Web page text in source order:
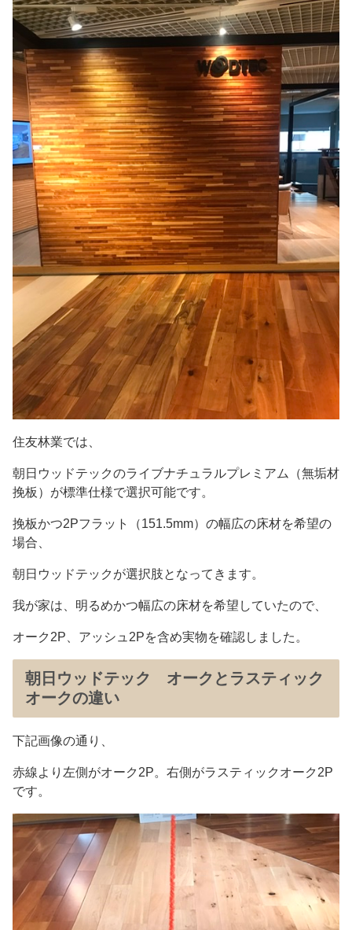
住友林業では、
朝日ウッドテックのライブナチュラルプレミアム（無垢材
挽板）が標準仕様で選択可能です。
挽板かつ2Pフラット（151.5mm）の幅広の床材を希望の
場合、
朝日ウッドテックが選択肢となってきます。
我が家は、明るめかつ幅広の床材を希望していたので、
オーク2P、アッシュ2Pを含め実物を確認しました。
朝日ウッドテック オークとラスティック
オークの違い
下記画像の通り、
赤線より左側がオーク2P。右側がラスティックオーク2P
です。